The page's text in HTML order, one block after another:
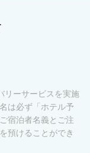
リーサービスを実施
は必ず「ホテル予
宿泊者名義とご注
預けることができ